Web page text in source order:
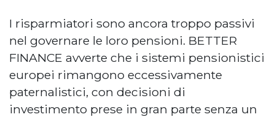
I risparmiatori sono ancora troppo passivi
nel governare le loro pensioni. BETTER
FINANCE avverte che i sistemi pensionistici
europei rimangono eccessivamente
paternalistici, con decisioni di
investimento prese in gran parte senza un